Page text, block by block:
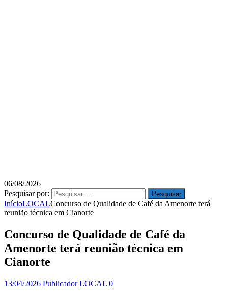
06/08/2026
Pesquisar por:
InícioLOCALConcurso de Qualidade de Café da Amenorte terá
reunião técnica em Cianorte
Concurso de Qualidade de Café da
Amenorte terá reunião técnica em
Cianorte
13/04/2026 Publicador LOCAL 0